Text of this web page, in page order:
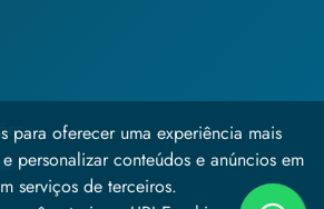
para oferecer uma experiência mais
personalizar conteúdos e anúncios em
serviços de terceiros.